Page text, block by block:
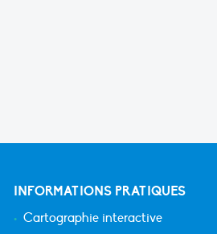
INFORMATIONS PRATIQUES
Cartographie interactive